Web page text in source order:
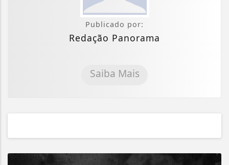
Publicado por:
Redação Panorama
Saiba Mais